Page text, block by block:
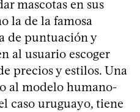
mascotas en sus
la de la famosa
de puntuación y
al usuario escoger
precios y estilos. Una
al modelo humano-
caso uruguayo, tiene